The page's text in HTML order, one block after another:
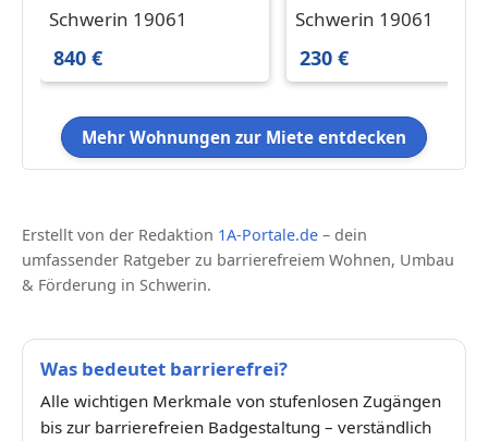
in Schwerin 840 € 71 m²
Schwerin 19061
840 €
in Schwerin 230 €
Schwerin 19061
230 €
Mehr Wohnungen zur Miete entdecken
Erstellt von der Redaktion 1A-Portale.de – dein
umfassender Ratgeber zu barrierefreiem Wohnen, Umbau
& Förderung in Schwerin.
Was bedeutet barrierefrei?
Alle wichtigen Merkmale von stufenlosen Zugängen
bis zur barrierefreien Badgestaltung – verständlich